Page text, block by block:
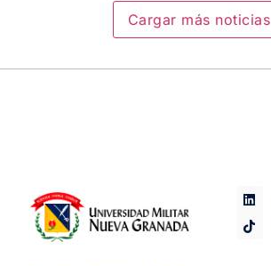
Cargar más noticias